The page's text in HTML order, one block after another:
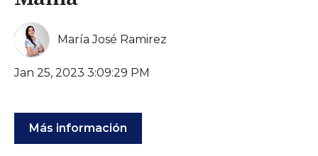
María José Ramirez
Jan 25, 2023 3:09:29 PM
Más información